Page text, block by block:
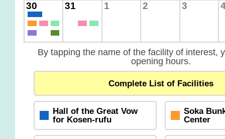
30 31 1 2 3
By tapping the name of the facility of interest,
opening hours.
Complete List of Facilities
Hall of the Great Vow
for Kosen-rufu
Soka
Center